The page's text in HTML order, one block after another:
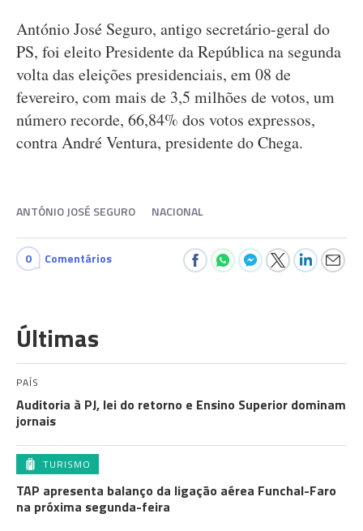
António José Seguro, antigo secretário-geral do
PS, foi eleito Presidente da República na segunda
volta das eleições presidenciais, em 08 de
fevereiro, com mais de 3,5 milhões de votos, um
número recorde, 66,84% dos votos expressos,
contra André Ventura, presidente do Chega.
ANTÓNIO JOSÉ SEGURO NACIONAL
0 Comentários
Últimas
PAÍS
Auditoria à PJ, lei do retorno e Ensino Superior dominam
jornais
TURISMO
TAP apresenta balanço da ligação aérea Funchal-Faro
na próxima segunda-feira